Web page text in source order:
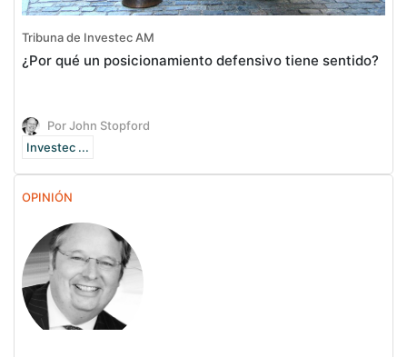
Tribuna de Investec AM
¿Por qué un posicionamiento defensivo tiene sentido?
Por John Stopford
Investec ...
OPINIÓN